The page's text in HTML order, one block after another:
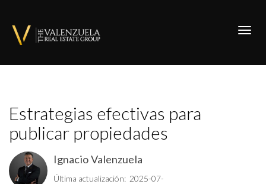
Estrategias efectivas para
publicar propiedades
Ignacio Valenzuela
Última actualización: 2025-07-